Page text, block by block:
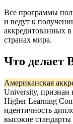
Все программы
и ведут к
аккредитованных
странах мира.
Что делает
Американская
University, признан
Higher Learning
идентичность
высокие стандарты